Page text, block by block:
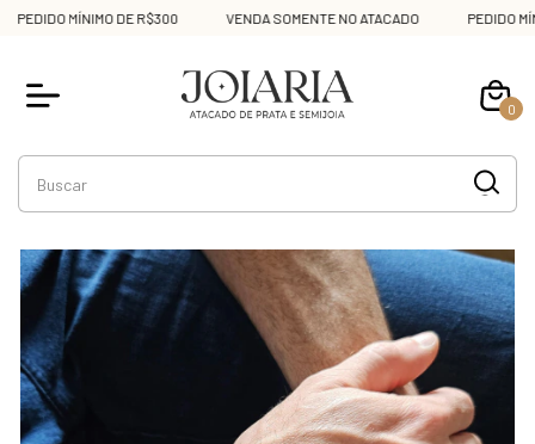
PEDIDO MÍNIMO DE R$300 VENDA SOMENTE NO ATACADO PEDIDO
0